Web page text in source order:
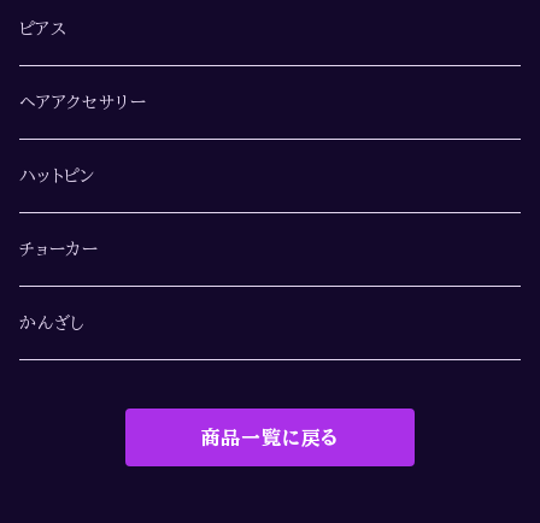
ピアス
ヘアアクセサリー
ハットピン
チョーカー
かんざし
商品一覧に戻る